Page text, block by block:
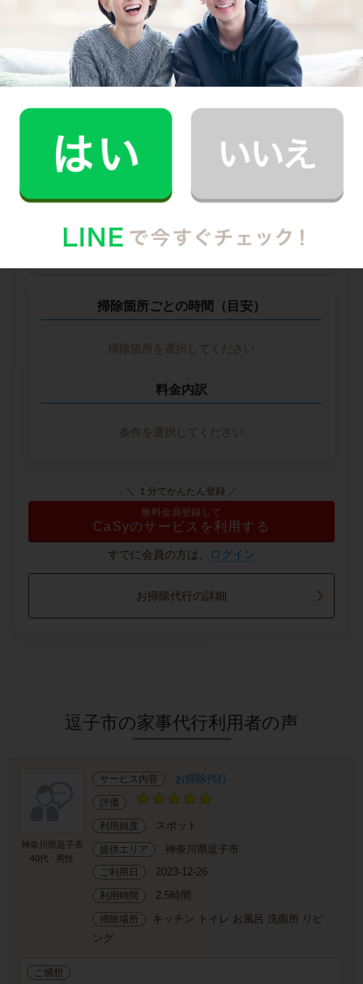
他社との比較
業界大手B社
--
中堅CH社
--円
掃除箇所ごとの時間（目安）
掃除箇所を選択してください
料金内訳
条件を選択してください
＼ １分でかんたん登録 ／
無料会員登録して
CaSyのサービスを利用する
すでに会員の方は、 ログイン
お掃除代行の詳細
逗子市の家事代行利用者の声
神奈川県逗子市
40代
男性
サービス内容 お掃除代行
評価
利用頻度 スポット
提供エリア 神奈川県逗子市
ご利用日 2023-12-26
利用時間 2.5時間
掃除場所
キッチン トイレ お風呂 洗面所 リビ
ング
ご感想